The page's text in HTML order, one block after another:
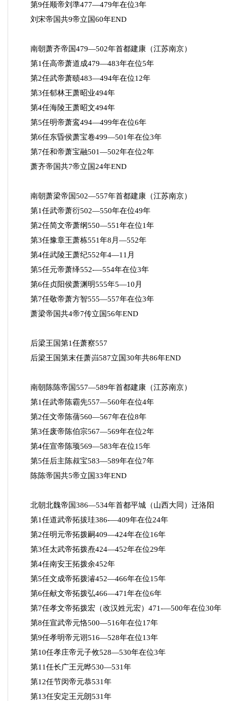
第9任顺帝刘準477—479年在位3年
刘宋帝国共9帝立国60年END
南朝萧齐帝国479—502年首都建康（江苏南京）
第1任高帝萧道成479—483年在位5年
第2任武帝萧赜483—494年在位12年
第3任郁林王萧昭业494年
第4任海陵王萧昭文494年
第5任明帝萧鸾494—499年在位6年
第6任东昏侯萧宝卷499—501年在位3年
第7任和帝萧宝融501—502年在位2年
萧齐帝国共7帝立国24年END
南朝萧梁帝国502—557年首都建康（江苏南京）
第1任武帝萧衍502—550年在位49年
第2任简文帝萧纲550—551年在位1年
第3任豫章王萧栋551年8月—552年
第4任武陵王萧纪552年4—11月
第5任元帝萧绎552-—554年在位3年
第6任贞阳侯萧渊明555年5—10月
第7任敬帝萧方智555—557年在位3年
萧梁帝国共4帝7传立国56年END
后梁王国第1任萧察557
后梁王国第末任萧岿587立国30年共86年END
南朝陈陈帝国557—589年首都建康（江苏南京）
第1任武帝陈霸先557—560年在位4年
第2任文帝陈蒨560—567年在位8年
第3任废帝陈伯宗567—569年在位2年
第4任宣帝陈顼569—583年在位15年
第5任后主陈叔宝583—589年在位7年
陈陈帝国共5帝立国33年END
北朝北魏帝国386—534年首都平城（山西大同）迁洛阳
第1任道武帝拓拔珪386-—409年在位24年
第2任明元帝拓拨嗣409—424年在位16年
第3任太武帝拓拨焘424—452年在位29年
第4任南安王拓拨余452年
第5任文成帝拓拨濬452—466年在位15年
第6任献文帝拓拨弘466—471年在位6年
第7任孝文帝拓拨宏（改汉姓元宏）471-—500年在位30年
第8任宣武帝元恪500—516年在位17年
第9任孝明帝元诩516—528年在位13年
第10任孝庄帝元子攸528—530年在位3年
第11任长广王元晔530—531年
第12任节闵帝元恭531年
第13任安定王元朗531年